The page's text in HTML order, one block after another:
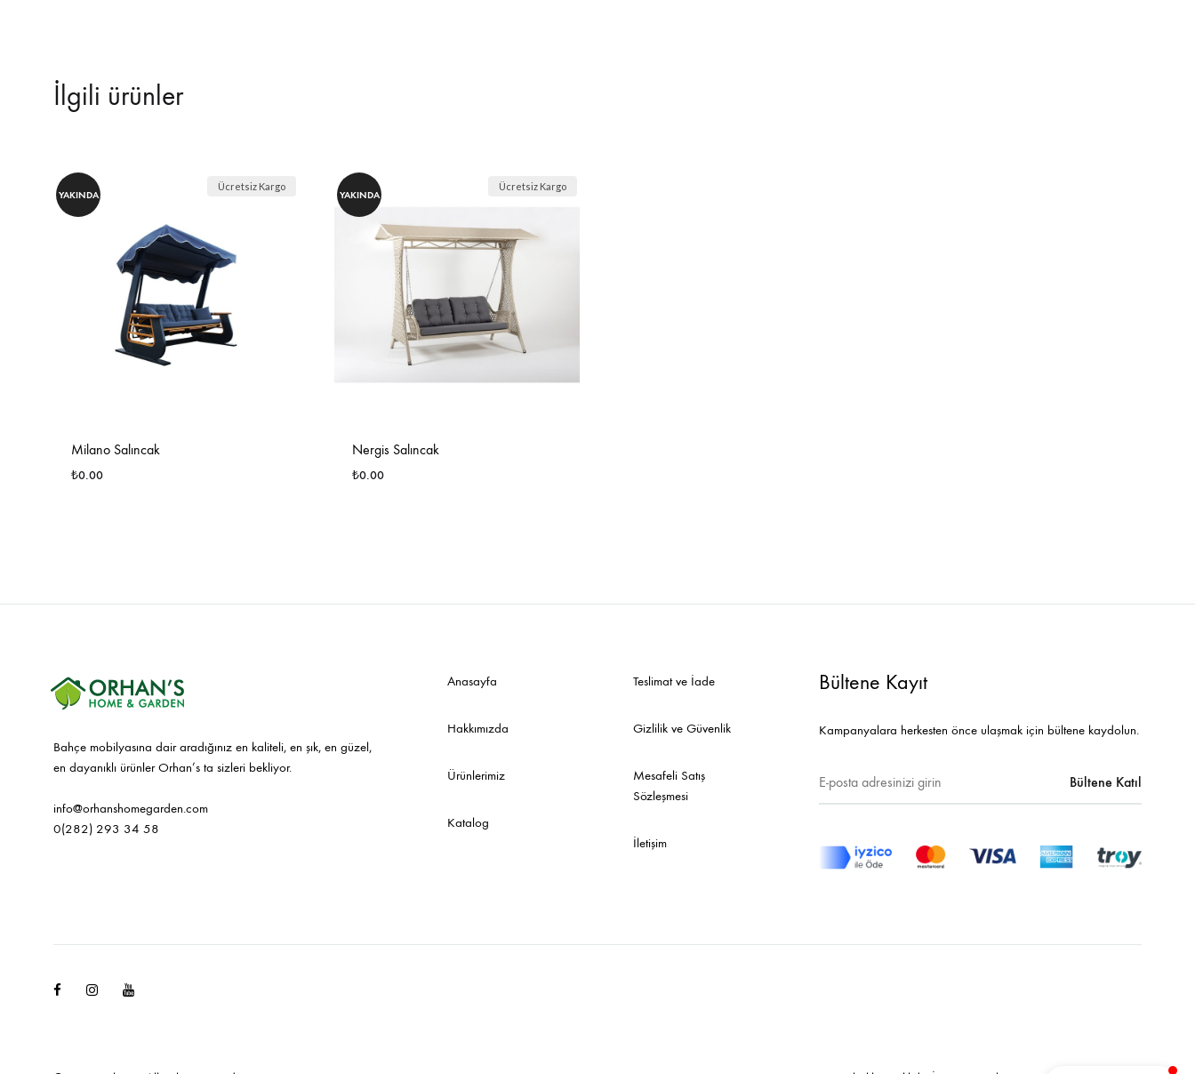
İlgili ürünler
YAKINDA
Ücretsiz Kargo
Milano Salıncak
₺0.00
YAKINDA
Ücretsiz Kargo
Nergis Salıncak
₺0.00
Bahçe mobilyasına dair aradığınız en kaliteli, en şık, en güzel,
en dayanıklı ürünler Orhan’s ta sizleri bekliyor.
info@orhanshomegarden.com
0(282) 293 34 58
Anasayfa
Hakkımızda
Ürünlerimiz
Katalog
Teslimat ve İade
Gizlilik ve Güvenlik
Mesafeli Satış
Sözleşmesi
İletişim
Bültene Kayıt
Kampanyalara herkesten önce ulaşmak için bültene kaydolun.
FacebookInstagramYoutube